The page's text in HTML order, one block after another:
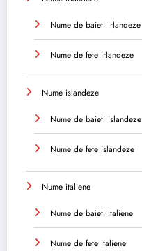
Nume de baieti irlandeze
Nume de fete irlandeze
Nume islandeze
Nume de baieti islandeze
Nume de fete islandeze
Nume italiene
Nume de baieti italiene
Nume de fete italiene